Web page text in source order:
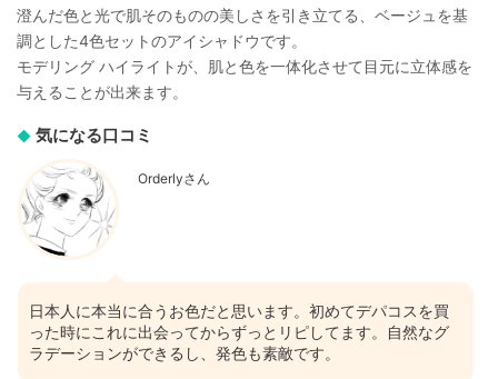
澄んだ色と光で肌そのものの美しさを引き立てる、ベージュを基
調とした4色セットのアイシャドウです。
モデリング ハイライトが、肌と色を一体化させて目元に立体感を
与えることが出来ます。
気になる口コミ
Orderlyさん
日本人に本当に合うお色だと思います。初めてデパコスを買
った時にこれに出会ってからずっとリピしてます。自然なグ
ラデーションができるし、発色も素敵です。